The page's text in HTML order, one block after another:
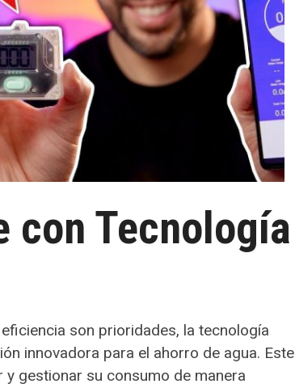
con Tecnología
son prioridades, la tecnología
innovadora para el ahorro de agua. Este
gestionar su consumo de manera